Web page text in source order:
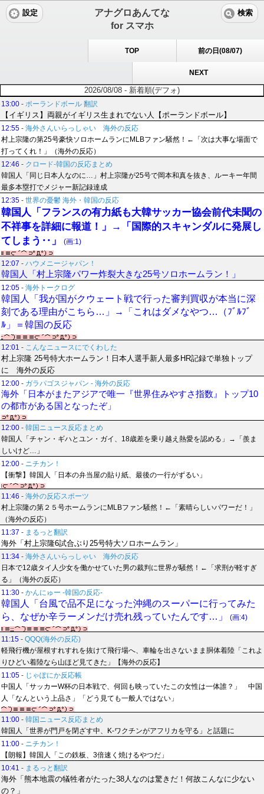
アナグロあんてな
for スマホ
設定 検索
TOP 前の日(08/07)
NEXT
2026/08/08 - 新着順(デフォ)
13:00 - ポーランドボール 翻訳
【イギリス】両親がイギリス生まれでない人【ポーランドボール】
12:55 - 海外さんいらっしゃい 海外の反応
村上宗隆の第25号豪快ソロホームランにMLBファン騒然！←「次は大事な場面で
打ってくれ！」（海外の反応）
12:46 - クロード-韓国の反応まとめ
韓国人「同じ日本人なのに…」村上宗隆が25号で岡本和真を抜き、ルーキー年間
最多本塁打でメジャー新記録達成
12:35 - 世界の憂鬱 海外・韓国の反応
韓国人「フランスの有力紙も大韓サッカー協会前代未聞の
不祥事を詳細に報道！」→「国際的スキャンダルに発展し
てしまう‥」
(画:1)
12:07 - ハウメニージャパン！
韓国人「村上宗隆パワー炸裂大きな25号ソロホームラン！」
12:05 - 海外トークログ
韓国人「我が国がクウェート戦で行った審判買収が本当に深
刻である理由がこちら…」→「これはダメなやつ…（ﾌﾞﾙﾌﾞ
ﾙ」＝韓国の反応
12:01 - こんなニュースにでくわした
村上宗隆 25号特大ホームラン！日本人選手新人最多HR記録で単独トップ
に 海外の反応
12:00 - ガラパゴスジャパン - 海外の反応
海外「日本がまたアジアで唯一『世界住みやすさ指数』トップ10
の都市がある国となったぞ」
12:00 - 韓国ニュース反応まとめ
韓国人「チャン・ギハとユン・ガイ、18歳差を乗り越え熱愛を認める」→「羨ま
しいけど…」
12:00 - ニチカン！
【衝撃】韓国人「日本の弁当屋の貼り紙、最後の一行がずるい」
11:46 - 海外の反応スポーツ
村上宗隆の第２５号ホームランにMLBファン騒然！←「素晴らしいパワーだ！」
（海外の反応）
11:37 - まるっと翻訳
海外「村上宗隆6試合ぶり25号特大ソロホームラン」
11:34 - 海外さんいらっしゃい 海外の反応
日本で12歳タイ人少女を働かせていた男の裁判に世界が騒然！←「求刑が軽すぎ
る」（海外の反応）
11:30 - かんにゅー -韓国の反応-
韓国人「台風で品不足になった沖縄のスーパーに行ってみた
ら、なぜか辛ラーメンだけ売れ残っていたんです…」
(画:4)
11:15 - QQQ(海外の反応)
軽飛行機が屋根すれすれを抜けて飛行場へ、車輪を出さないまま胴体着陸「これよ
りひどい着陸なら山ほど見てきた」【海外の反応】
11:05 - じゃぽにか反応帳
中国人「サッカーW杯の日本戦で、何回も映っていたこの女性は一体誰？」 中国
人「なんという上品さ」「どう見ても一般人ではない」
11:00 - 韓国ニュース反応まとめ
韓国人「世界が門戸を閉ざす中、K-ワクチンがアフリカを守る」と話題に
11:00 - ニチカン！
【朗報】韓国人「この鉄板、3倍速く焼けるやつだ」
10:41 - まるっと翻訳
海外「熊本地震の犠牲者がたった38人なのは驚きだ！何故こんなに少ない
の？」